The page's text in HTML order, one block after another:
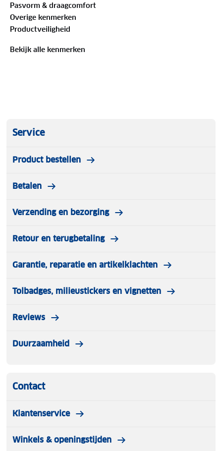
Maat XXS:Schoenmaat 28-31
Maat XS:Schoenmaat 33-35
Maat XL: Schoenmaat 45-47
Pasvorm & draagcomfort
Overige kenmerken
Productveiligheid
Bekijk alle kenmerken
Service
Product bestellen
Betalen
Verzending en bezorging
Retour en terugbetaling
Garantie, reparatie en artikelklachten
Tolbadges, milieustickers en vignetten
Reviews
Duurzaamheid
Contact
Klantenservice
Winkels & openingstijden